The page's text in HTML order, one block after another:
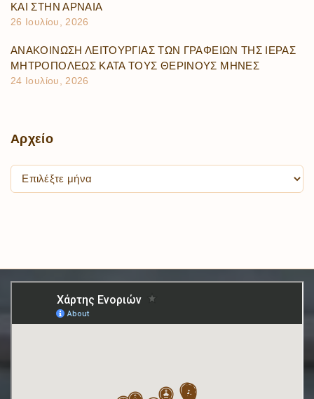
ΚΑΙ ΣΤΗΝ ΑΡΝΑΙΑ
26 Ιουλίου, 2026
ΑΝΑΚΟΙΝΩΣΗ ΛΕΙΤΟΥΡΓΙΑΣ ΤΩΝ ΓΡΑΦΕΙΩΝ ΤΗΣ ΙΕΡΑΣ
ΜΗΤΡΟΠΟΛΕΩΣ ΚΑΤΑ ΤΟΥΣ ΘΕΡΙΝΟΥΣ ΜΗΝΕΣ
24 Ιουλίου, 2026
Αρχείο